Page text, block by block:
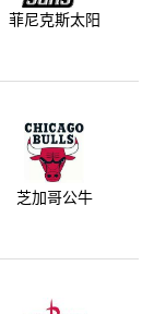
菲尼克斯太阳
芝加哥公牛